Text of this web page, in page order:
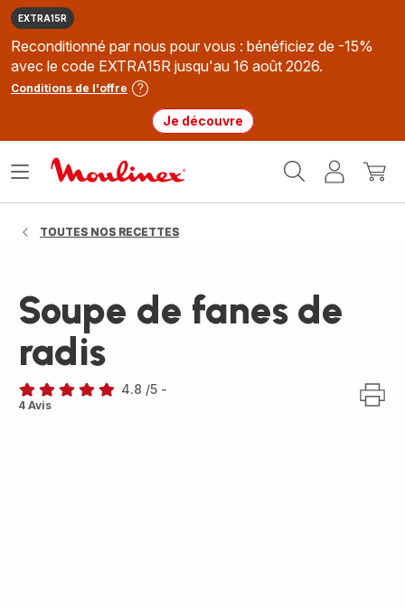
EXTRA15R
Reconditionné par nous pour vous : bénéficiez de -15%
avec le code EXTRA15R jusqu'au 16 août 2026.
Conditions de l'offre
Je découvre
MonMon
Ouvrir
TOUTES NOS RECETTES
Soupe de fanes de
radis
ratings.4.8
4.8 /5 -
4 Avis